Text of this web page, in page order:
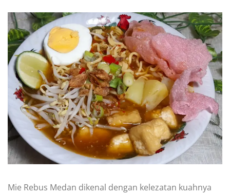
Mie Rebus Medan dikenal dengan kelezatan kuahnya